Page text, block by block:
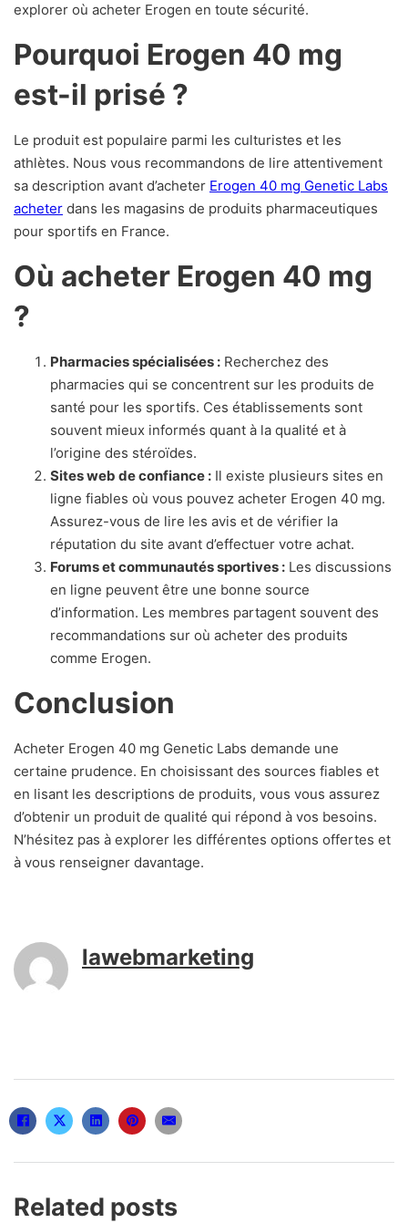
explorer où acheter Erogen en toute sécurité.
Pourquoi Erogen 40 mg
est-il prisé ?
Le produit est populaire parmi les culturistes et les
athlètes. Nous vous recommandons de lire attentivement
sa description avant d’acheter Erogen 40 mg Genetic Labs
acheter dans les magasins de produits pharmaceutiques
pour sportifs en France.
Où acheter Erogen 40 mg
?
Pharmacies spécialisées : Recherchez des
pharmacies qui se concentrent sur les produits de
santé pour les sportifs. Ces établissements sont
souvent mieux informés quant à la qualité et à
l’origine des stéroïdes.
Sites web de confiance : Il existe plusieurs sites en
ligne fiables où vous pouvez acheter Erogen 40 mg.
Assurez-vous de lire les avis et de vérifier la
réputation du site avant d’effectuer votre achat.
Forums et communautés sportives : Les discussions
en ligne peuvent être une bonne source
d’information. Les membres partagent souvent des
recommandations sur où acheter des produits
comme Erogen.
Conclusion
Acheter Erogen 40 mg Genetic Labs demande une
certaine prudence. En choisissant des sources fiables et
en lisant les descriptions de produits, vous vous assurez
d’obtenir un produit de qualité qui répond à vos besoins.
N’hésitez pas à explorer les différentes options offertes et
à vous renseigner davantage.
lawebmarketing
Related posts